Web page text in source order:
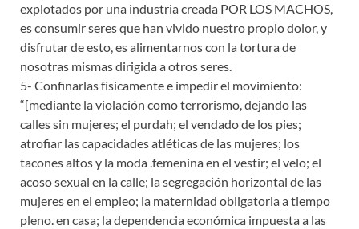
explotados por una industria creada POR LOS MACHOS,
es consumir seres que han vivido nuestro propio dolor, y
disfrutar de esto, es alimentarnos con la tortura de
nosotras mismas dirigida a otros seres.
5- Confinarlas físicamente e impedir el movimiento:
“[mediante la violación como terrorismo, dejando las
calles sin mujeres; el purdah; el vendado de los pies;
atrofiar las capacidades atléticas de las mujeres; los
tacones altos y la moda .femenina en el vestir; el velo; el
acoso sexual en la calle; la segregación horizontal de las
mujeres en el empleo; la maternidad obligatoria a tiempo
pleno. en casa; la dependencia económica impuesta a las